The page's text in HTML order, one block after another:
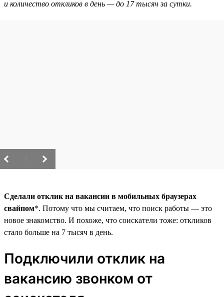
и количество откликов в день — до 17 тысяч за сутки.
Сделали отклик на вакансии в мобильных браузерах
свайпом*. Потому что мы считаем, что поиск работы — это
новое знакомство. И похоже, что соискатели тоже: откликов
стало больше на 7 тысяч в день.
Подключили отклик на
вакансию звонком от